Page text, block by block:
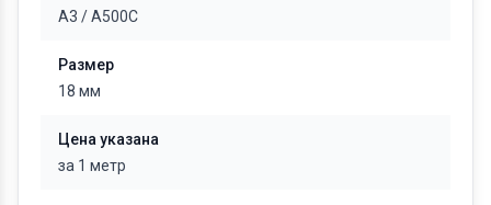
А3 /А500С
Размер
18 мм
Цена указана
за 1 метр